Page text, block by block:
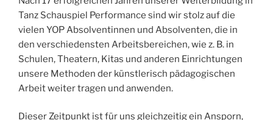
Tanz Schauspiel Performance sind wir stolz auf die
vielen YOP Absolventinnen und Absolventen, die in
den verschiedensten Arbeitsbereichen, wie z. B. in
Schulen, Theatern, Kitas und anderen Einrichtungen
unsere Methoden der künstlerisch pädagogischen
Arbeit weiter tragen und anwenden.
Dieser Zeitpunkt ist für uns gleichzeitig ein Ansporn,